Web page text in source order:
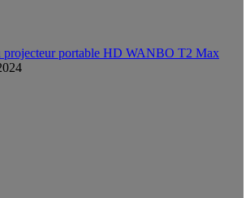
projecteur portable HD WANBO T2 Max